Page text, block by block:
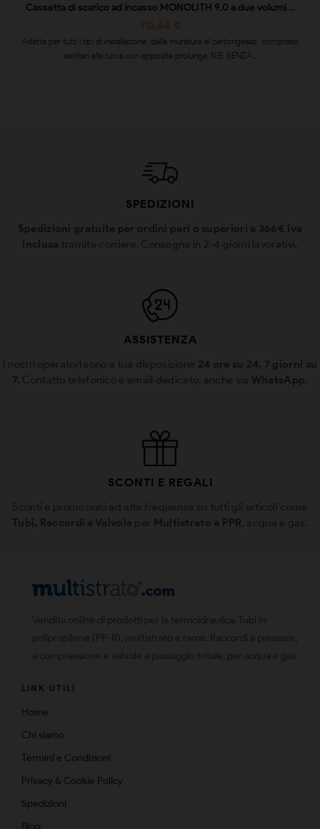
Cassetta di scarico ad incasso MONOLITH 9.0 a due volumi...
70,64 €
Adatta per tutti i tipi di installazione, dalla muratura al cartongesso, compreso
sanitari alla turca con apposita prolunga. N.B. SENZA...
SPEDIZIONI
Spedizioni gratuite per ordini pari o superiori a 366€ iva
inclusa tramite corriere. Consegna in 2-4 giorni lavorativi.
ASSISTENZA
I nostri operatori sono a tua disposizione 24 ore su 24, 7 giorni su
7. Contatto telefonico e email dedicato, anche via WhatsApp
SCONTI E REGALI
Sconti e promozioni ad alta frequenza su tutti gli articoli come
Tubi, Raccordi e Valvole per Multistrato e PPR , acqua e gas.
LINK UTILI
Home
Chi siamo
Termini e Condizioni
Privacy & Cookie Policy
Spedizioni
Blog